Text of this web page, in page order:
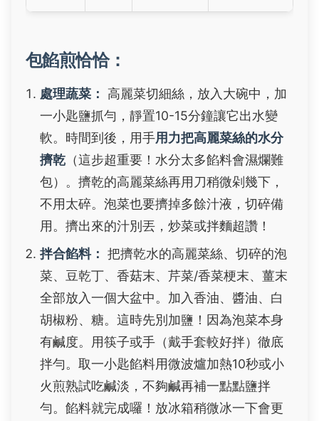
包餡煎恰恰：
處理蔬菜：
高麗菜切細絲，放入大碗中，加
一小匙鹽抓勻，靜置10-15分鐘讓它出水變
軟。時間到後，用手用力把高麗菜絲的水分
擠乾 （這步超重要！水分太多餡料會濕爛難
包）。擠乾的高麗菜絲再用刀稍微剁幾下，
不用太碎。泡菜也要擠掉多餘汁液，切碎備
用。擠出來的汁別丟，炒菜或拌麵超讚！
拌合餡料： 把擠乾水的高麗菜絲、切碎的泡
菜、豆乾丁、香菇末、芹菜/香菜梗末、薑末
全部放入一個大盆中。加入香油、醬油、白
胡椒粉、糖。這時先別加鹽！因為泡菜本身
有鹹度。用筷子或手（戴手套較好拌）徹底
拌勻。取一小匙餡料用微波爐加熱10秒或小
火煎熟試吃鹹淡，不夠鹹再補一點點鹽拌
勻。餡料就完成囉！放冰箱稍微冰一下會更